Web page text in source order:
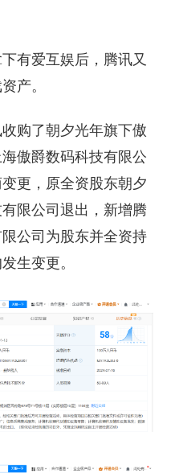
有爱互娱后，腾讯又
产。
购了朝夕光年旗下傲
傲爵数码科技有限公
更，原全资股东朝夕
限公司退出，新增腾
公司为股东并全资持
生变更。